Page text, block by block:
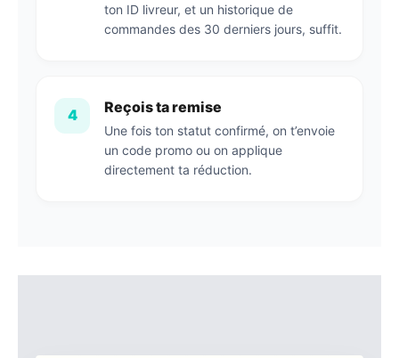
ton ID livreur, et un historique de
commandes des 30 derniers jours, suffit.
4 Reçois ta remise
Une fois ton statut confirmé, on t’envoie
un code promo ou on applique
directement ta réduction.